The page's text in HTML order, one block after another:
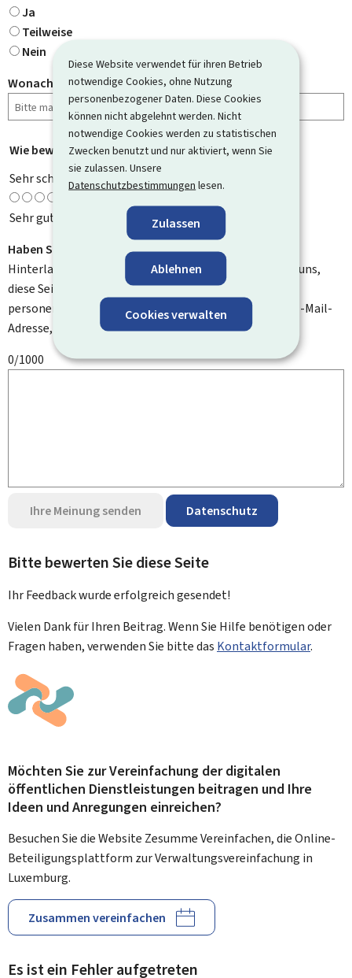
Diese Website verwendet für ihren Betrieb
notwendige Cookies, ohne Nutzung
personenbezogener Daten. Diese Cookies
können nicht abgelehnt werden. Nicht
notwendige Cookies werden zu statistischen
Zwecken benutzt und nur aktiviert, wenn Sie
sie zulassen. Unsere
Datenschutzbestimmungen lesen.
Zulassen
Ablehnen
Cookies verwalten
Ja
Teilweise
Nein
Wonach haben Sie gesucht?
Wie bewerten Sie diese Seite? *
Sehr schlecht
Sehr gut
Haben Sie Verbesserungsvorschläge?
Hinterlassen Sie uns einen Kommentar und helfen Sie uns,
diese Seite zu verbessern. Bitte geben Sie keine
personenbezogenen Daten an, wie zum Beispiel Ihre E-Mail-
Adresse, Ihren Namen oder Ihre Telefonnummer.
0/1000
Ihre Meinung senden Datenschutz
Bitte bewerten Sie diese Seite
Ihr Feedback wurdeerfolgreichgesendet!
Vielen Dank für Ihren Beitrag. Wenn Sie Hilfe benötigen oder
Fragen haben, verwenden Sie bitte das Kontaktformular.
Möchten Sie zur Vereinfachung der digitalen
öffentlichen Dienstleistungen beitragen und Ihre
Ideen und Anregungen einreichen?
Besuchen Sie die Website Zesumme Vereinfachen, die Online-
Beteiligungsplattform zur Verwaltungsvereinfachung in
Luxemburg.
Zusammen vereinfachen
Es ist ein Fehler aufgetreten